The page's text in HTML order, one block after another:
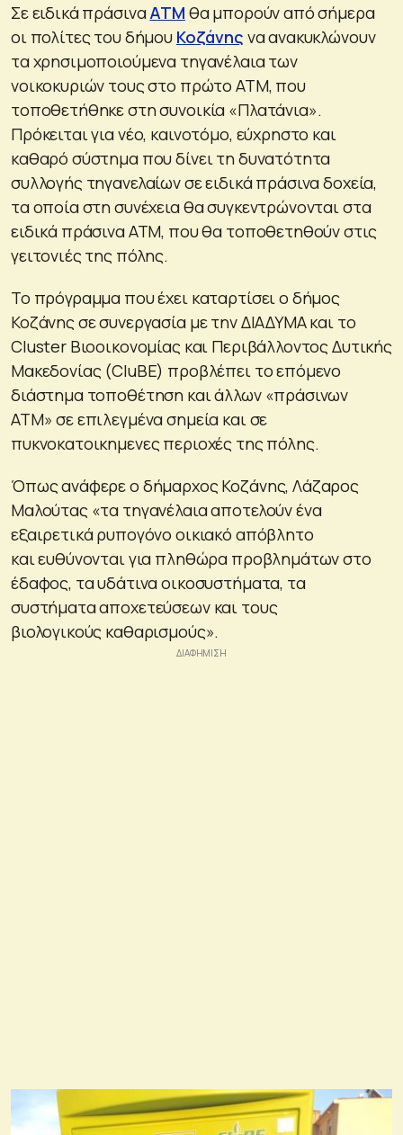
Σε ειδικά πράσιναATM θα μπορούν από σήμερα
οι πολίτες του δήμου Κοζάνης να ανακυκλώνουν
τα χρησιμοποιούμενα τηγανέλαια των
νοικοκυριών τους στο πρώτο ATM, που
τοποθετήθηκε στη συνοικία «Πλατάνια».
Πρόκειται για νέο, καινοτόμο, εύχρηστο και
καθαρό σύστημα που δίνει τη δυνατότητα
συλλογής τηγανελαίων σε ειδικά πράσινα δοχεία,
τα οποία στη συνέχεια θα συγκεντρώνονται στα
ειδικά πράσινα ΑΤΜ, που θα τοποθετηθούν στις
γειτονιές της πόλης.
Το πρόγραμμα που έχει καταρτίσει ο δήμος
Κοζάνης σε συνεργασία με την ΔΙΑΔΥΜΑ και το
Cluster Βιοοικονομίας και Περιβάλλοντος Δυτικής
Μακεδονίας (CluBE) προβλέπει το επόμενο
διάστημα τοποθέτηση και άλλων «πράσινων
ΑΤΜ» σε επιλεγμένα σημεία και σε
πυκνοκατοικημενες περιοχές της πόλης.
Όπως ανάφερε ο δήμαρχος Κοζάνης, Λάζαρος
Μαλούτας «τα τηγανέλαια αποτελούν ένα
εξαιρετικά ρυπογόνο οικιακό απόβλητο
και ευθύνονται για πληθώρα προβλημάτων στο
έδαφος, τα υδάτινα οικοσυστήματα, τα
συστήματα αποχετεύσεων και τους
βιολογικούς καθαρισμούς».